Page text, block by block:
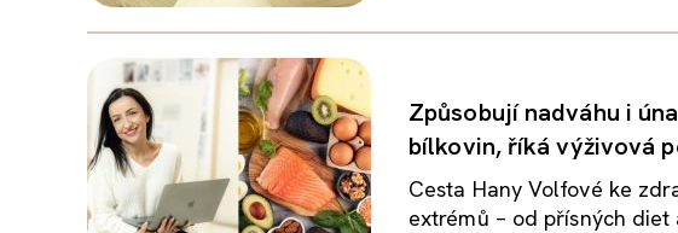
Způsobují nadváhu i
bílkovin, říká výživová
Cesta Hany Volfové ke
extrémů – od přísných